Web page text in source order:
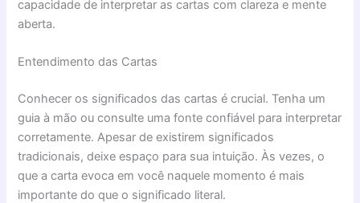
capacidade de interpretar as cartas com clareza e mente
aberta.
Entendimento das Cartas
Conhecer os significados das cartas é crucial. Tenha um
guia à mão ou consulte uma fonte confiável para interpretar
corretamente. Apesar de existirem significados
tradicionais, deixe espaço para sua intuição. Às vezes, o
que a carta evoca em você naquele momento é mais
importante do que o significado literal.